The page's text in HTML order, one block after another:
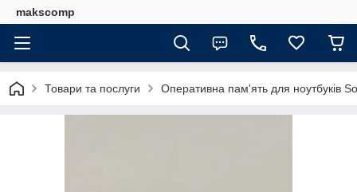
makscomp
Товари та послуги Оперативна пам'ять для ноутбуків